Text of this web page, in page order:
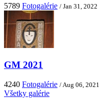
5789 Fotogalérie / Jan 31, 2022
GM 2021
4240 Fotogalérie / Aug 06, 2021
Všetky galérie